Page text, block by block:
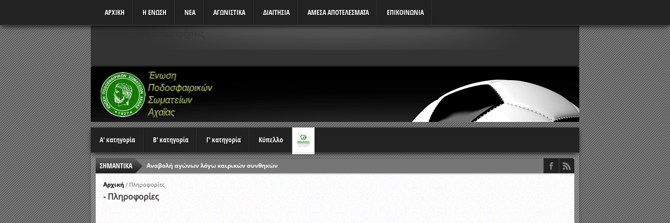
ΑΡΧΙΚΗ Η ΕΝΩΣΗ ΝΕΑ ΑΓΩΝΙΣΤΙΚΆ ΔΙΑΙΤΗΣΙΑ ΑΜΕΣΑ ΑΠΟΤΕΛΕΣΜΑΤΑ ΕΠΙΚΟΙΝΩΝΙΑ
Α' κατηγορία Β' κατηγορία Γ' κατηγορία Κύπελλο
ΣΗΜΑΝΤΙΚΑ
Αναβολή αγώνων λόγω καιρικών συνθηκών
Ώρες έναρξης αγώνων Πρωταθλημάτων
Αποτελέσματα επαναληπτικών γραπτών εξετάσεων και αγωνιστικών δοκιμασιών διαιτητών και παρατηρητών ΕΠΣΑ
Αρχική / Πληροφορίες
- Πληροφορίες